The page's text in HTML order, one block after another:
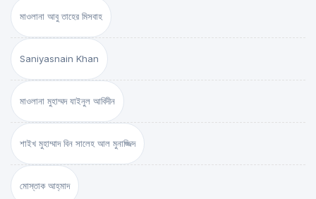
মাওলানা আবু তাহের মিসবাহ
Saniyasnain Khan
মাওলানা মুহাম্মদ যাইনুল আবিদীন
শাইখ মুহাম্মাদ বিন সালেহ আল মুনাজ্জিদ
মোস্তাক আহ্‌মাদ